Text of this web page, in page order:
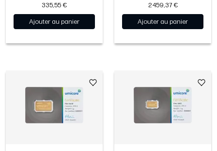
335,55 €
Ajouter au panier
2 459,37 €
Ajouter au panier